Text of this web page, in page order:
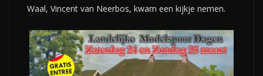
Waal, Vincent van Neerbos, kwam een kijkje nemen.